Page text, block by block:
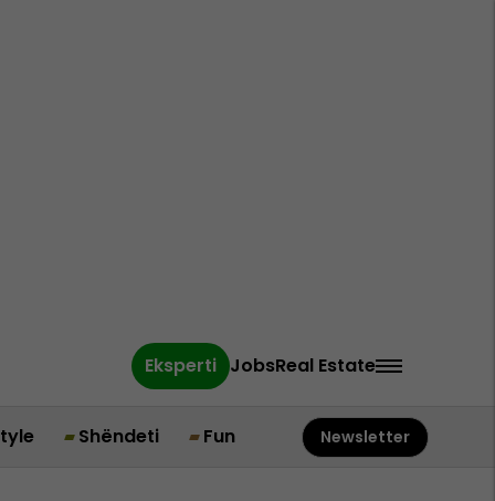
Eksperti JobsReal Estate
Shëndeti Fun Newsletter